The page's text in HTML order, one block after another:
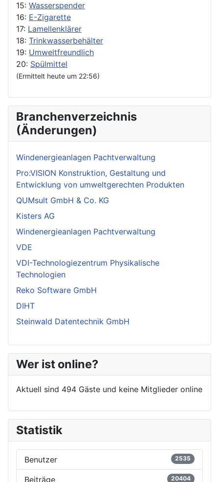
15: Wasserspender
16: E-Zigarette
17: Lamellenklärer
18: Trinkwasserbehälter
19: Umweltfreundlich
20: Spülmittel
(Ermittelt heute um 22:56)
Branchenverzeichnis
(Änderungen)
Windenergieanlagen Pachtverwaltung
Pro:VISION Konstruktion, Gestaltung und
Entwicklung von umweltgerechten Produkten
QUMsult GmbH & Co. KG
Kisters AG
Windenergieanlagen Pachtverwaltung
VDE
VDI-Technologiezentrum Physikalische
Technologien
Reko Software GmbH
DIHT
Steinwald Datentechnik GmbH
Wer ist online?
Aktuell sind 494 Gäste und keine Mitglieder online
Statistik
Benutzer 2535
Beiträge 20404